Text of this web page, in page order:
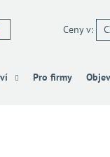
Pro firmy
Ceny v: